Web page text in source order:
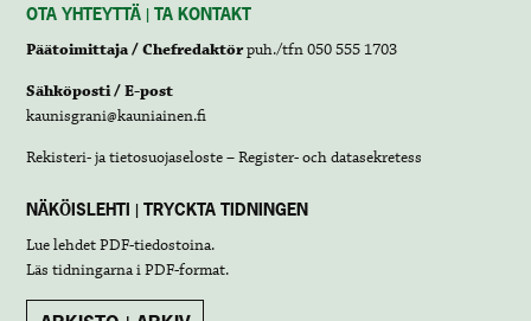
OTA YHTEYTTÄ | TA KONTAKT
Päätoimittaja / Chefredaktörpuh./tfn 050 555 1703
Sähköposti / E-post
kaunisgrani@kauniainen.fi
Rekisteri- ja tietosuojaseloste – Register- och datasekretess
NÄKÖISLEHTI | TRYCKTA TIDNINGEN
Lue lehdetPDF-tiedostoina.
Läs tidningarna iPDF-format.